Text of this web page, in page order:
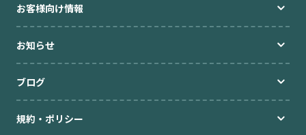
お客様向け情報
お知らせ
ブログ
規約・ポリシー